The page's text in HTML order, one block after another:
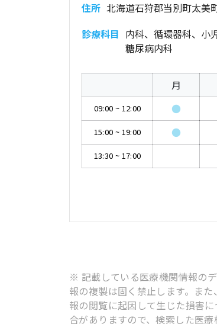
住所 北海道石狩郡当別町太美
診療科目 内科、循環器科、小
糖尿病内科
月
09:00 ~ 12:00 ●
15:00 ~ 19:00 ●
13:30 ~ 17:00
※ 記載している医療機関情報の
報の複製は固く禁止します。ま
報の閲覧に起因して生じた損害
合がありますので、検索した医